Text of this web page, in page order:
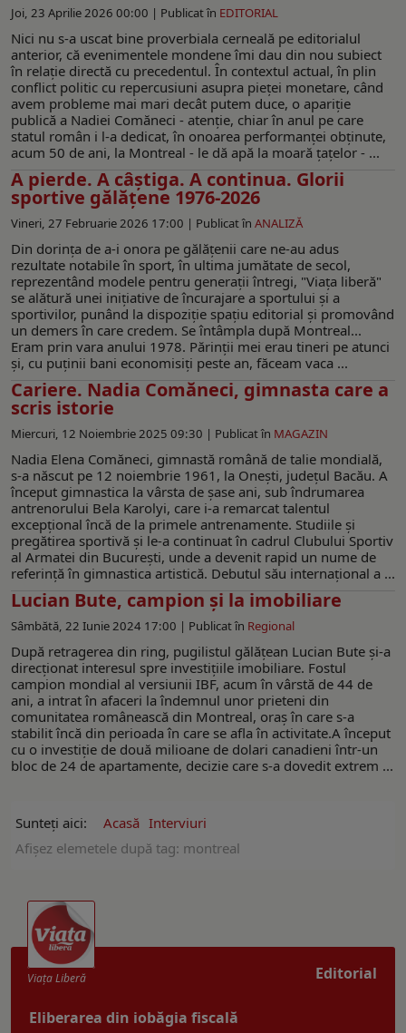
Joi, 23 Aprilie 2026 00:00 | Publicat în EDITORIAL
Nici nu s-a uscat bine proverbiala cerneală pe editorialul
anterior, că evenimentele mondene îmi dau din nou subiect
în relaţie directă cu precedentul. În contextul actual, în plin
conflict politic cu repercusiuni asupra pieţei monetare, când
avem probleme mai mari decât putem duce, o apariţie
publică a Nadiei Comăneci - atenţie, chiar în anul pe care
statul român i l-a dedicat, în onoarea performanţei obţinute,
acum 50 de ani, la Montreal - le dă apă la moară ţaţelor - ...
A pierde. A câştiga. A continua. Glorii
sportive gălățene 1976-2026
Vineri, 27 Februarie 2026 17:00 | Publicat în ANALIZĂ
Din dorinţa de a-i onora pe gălăţenii care ne-au adus
rezultate notabile în sport, în ultima jumătate de secol,
reprezentând modele pentru generaţii întregi, "Viaţa liberă"
se alătură unei iniţiative de încurajare a sportului şi a
sportivilor, punând la dispoziţie spaţiu editorial şi promovând
un demers în care credem. Se întâmpla după Montreal...
Eram prin vara anului 1978. Părinții mei erau tineri pe atunci
și, cu puținii bani economisiți peste an, făceam vaca ...
Cariere. Nadia Comăneci, gimnasta care a
scris istorie
Miercuri, 12 Noiembrie 2025 09:30 | Publicat în MAGAZIN
Nadia Elena Comăneci, gimnastă română de talie mondială,
s-a născut pe 12 noiembrie 1961, la Onești, județul Bacău. A
început gimnastica la vârsta de șase ani, sub îndrumarea
antrenorului Bela Karolyi, care i-a remarcat talentul
excepțional încă de la primele antrenamente. Studiile și
pregătirea sportivă și le-a continuat în cadrul Clubului Sportiv
al Armatei din București, unde a devenit rapid un nume de
referință în gimnastica artistică. Debutul său internațional a ...
Lucian Bute, campion şi la imobiliare
Sâmbătă, 22 Iunie 2024 17:00 | Publicat în Regional
După retragerea din ring, pugilistul gălăţean Lucian Bute și-a
direcționat interesul spre investiţiile imobiliare. Fostul
campion mondial al versiunii IBF, acum în vârstă de 44 de
ani, a intrat în afaceri la îndemnul unor prieteni din
comunitatea românească din Montreal, oraş în care s-a
stabilit încă din perioada în care se afla în activitate.A început
cu o investiție de două milioane de dolari canadieni într-un
bloc de 24 de apartamente, decizie care s-a dovedit extrem ...
Sunteți aici: Acasă Interviuri
Afişez elemetele după tag: montreal
Editorial
Viaţa Liberă
Eliberarea din iobăgia fiscală